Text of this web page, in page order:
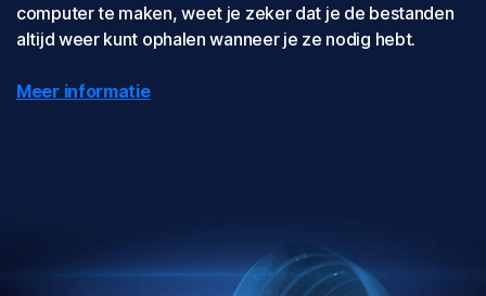
computer te maken, weet je zeker dat je de bestanden
altijd weer kunt ophalen wanneer je ze nodig hebt.
Meer informatie